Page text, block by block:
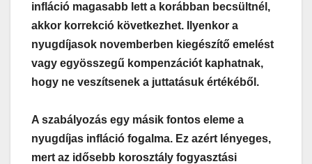
infláció magasabb lett a korábban becsültnél,
akkor korrekció következhet. Ilyenkor a
nyugdíjasok novemberben kiegészítő emelést
vagy egyösszegű kompenzációt kaphatnak,
hogy ne veszítsenek a juttatásuk értékéből.
A szabályozás egy másik fontos eleme a
nyugdíjas infláció fogalma. Ez azért lényeges,
mert az idősebb korosztály fogyasztási